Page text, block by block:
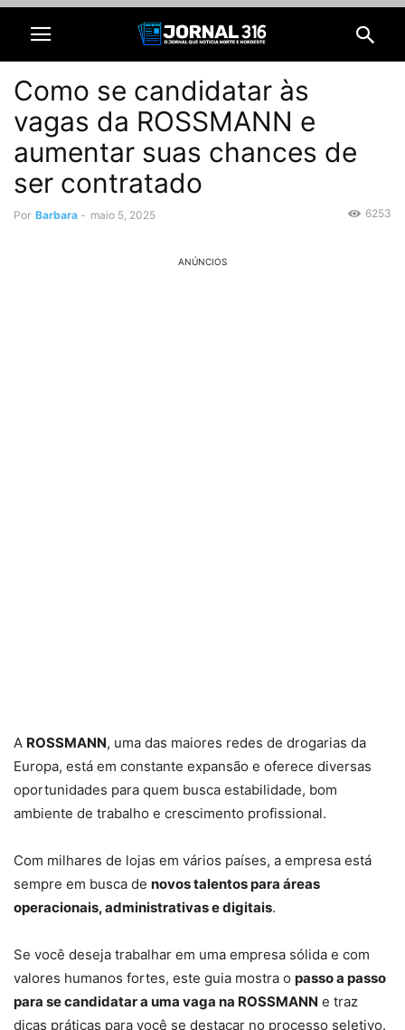
Como se candidatar às
vagas da ROSSMANN e
aumentar suas chances de
ser contratado
Por Barbara - maio 5, 2025 6253
ANÚNCIOS
A ROSSMANN, uma das maiores redes de drogarias da
Europa, está em constante expansão e oferece diversas
oportunidades para quem busca estabilidade, bom
ambiente de trabalho e crescimento profissional.
Com milhares de lojas em vários países, a empresa está
sempre em busca de novos talentos para áreas
operacionais, administrativas e digitais.
Se você deseja trabalhar em uma empresa sólida e com
valores humanos fortes, este guia mostra o passo a passo
para se candidatar a uma vaga na ROSSMANN e traz
dicas práticas para você se destacar no processo seletivo.